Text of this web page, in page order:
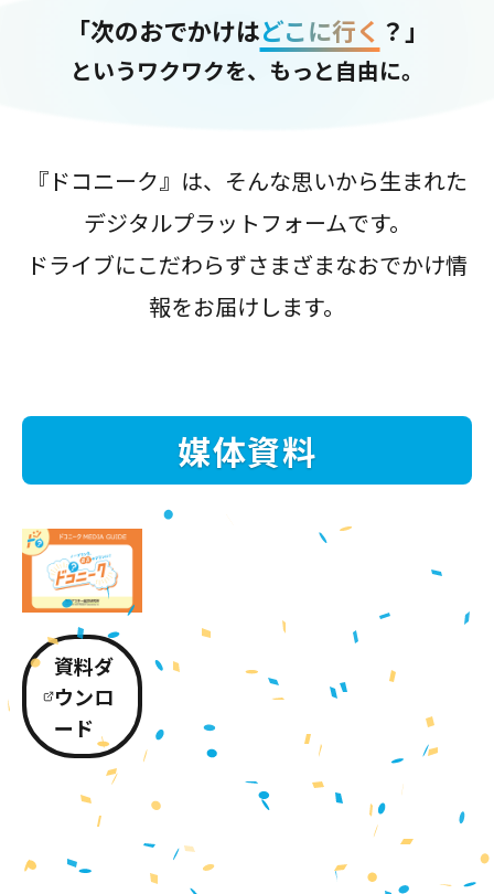
「次のおでかけはどこに行く ？」
というワクワクを、もっと自由に。
『ドコニーク』は、そんな思いから生まれた
デジタルプラットフォームです。
ドライブにこだわらずさまざまなおでかけ情
報をお届けします。
媒体資料
資料ダ
ウンロ
ード